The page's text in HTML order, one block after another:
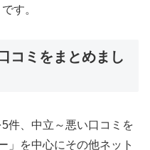
す。
コミをまとめまし
件、中立～悪い口コミを
」を中心にその他ネット